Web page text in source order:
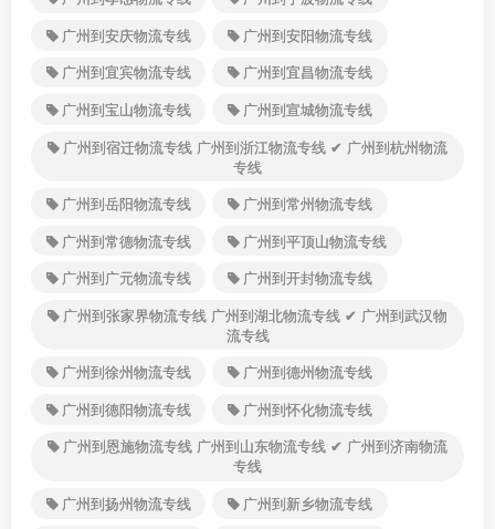
广州到安庆物流专线
广州到安阳物流专线
广州到宜宾物流专线
广州到宜昌物流专线
广州到宝山物流专线
广州到宣城物流专线
广州到宿迁物流专线 广州到浙江物流专线 ✔ 广州到杭州物流
专线
广州到岳阳物流专线
广州到常州物流专线
广州到常德物流专线
广州到平顶山物流专线
广州到广元物流专线
广州到开封物流专线
广州到张家界物流专线 广州到湖北物流专线 ✔ 广州到武汉物
流专线
广州到徐州物流专线
广州到德州物流专线
广州到德阳物流专线
广州到怀化物流专线
广州到恩施物流专线 广州到山东物流专线 ✔ 广州到济南物流
专线
广州到扬州物流专线
广州到新乡物流专线